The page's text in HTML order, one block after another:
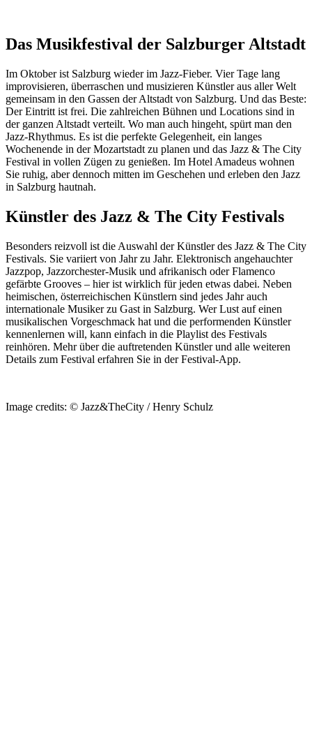
Das Musikfestival der Salzburger Altstadt
Im Oktober ist Salzburg wieder im Jazz-Fieber. Vier Tage lang
improvisieren, überraschen und musizieren Künstler aus aller Welt
gemeinsam in den Gassen der Altstadt von Salzburg. Und das Beste:
Der Eintritt ist frei. Die zahlreichen Bühnen und Locations sind in
der ganzen Altstadt verteilt. Wo man auch hingeht, spürt man den
Jazz-Rhythmus. Es ist die perfekte Gelegenheit, ein langes
Wochenende in der Mozartstadt zu planen und das Jazz & The City
Festival in vollen Zügen zu genießen. Im Hotel Amadeus wohnen
Sie ruhig, aber dennoch mitten im Geschehen und erleben den Jazz
in Salzburg hautnah.
Künstler des Jazz & The City Festivals
Besonders reizvoll ist die Auswahl der Künstler des Jazz & The City
Festivals. Sie variiert von Jahr zu Jahr. Elektronisch angehauchter
Jazzpop, Jazzorchester-Musik und afrikanisch oder Flamenco
gefärbte Grooves – hier ist wirklich für jeden etwas dabei. Neben
heimischen, österreichischen Künstlern sind jedes Jahr auch
internationale Musiker zu Gast in Salzburg. Wer Lust auf einen
musikalischen Vorgeschmack hat und die performenden Künstler
kennenlernen will, kann einfach in die Playlist des Festivals
reinhören. Mehr über die auftretenden Künstler und alle weiteren
Details zum Festival erfahren Sie in der Festival-App.
Image credits: © Jazz&TheCity / Henry Schulz